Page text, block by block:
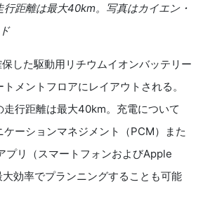
行距離は最大40km。写真はカイエン・
した駆動用リチウムイオンバッテリー
メントフロアにレイアウトされる。
走行距離は最大40km。充電について
ーションマネジメント（PCM）また
リ（スマートフォンおよびApple
効率でプランニングすることも可能